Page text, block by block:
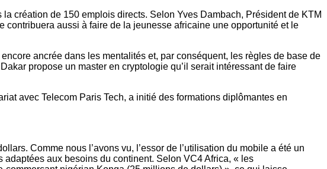
création de 150 emplois directs. Selon Yves Dambach, Président de KTM
contribuera aussi à faire de la jeunesse africaine une opportunité et le
ancrée dans les mentalités et, par conséquent, les règles de base de
propose un master en cryptologie qu’il serait intéressant de faire
avec Telecom Paris Tech, a initié des formations diplômantes en
Comme nous l’avons vu, l’essor de l’utilisation du mobile a été un
aux besoins du continent. Selon VC4 Africa, « les